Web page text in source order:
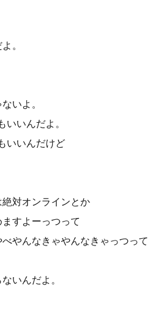
。
いよ。
いいんだよ。
いいんだけど
対オンラインとか
すよーっつって
やんなきゃやんなきゃっつって
いんだよ。